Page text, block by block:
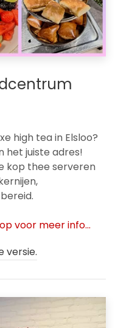
high tea in Elsloo?
het juiste adres!
kop thee serveren
voor meer info...
versie.